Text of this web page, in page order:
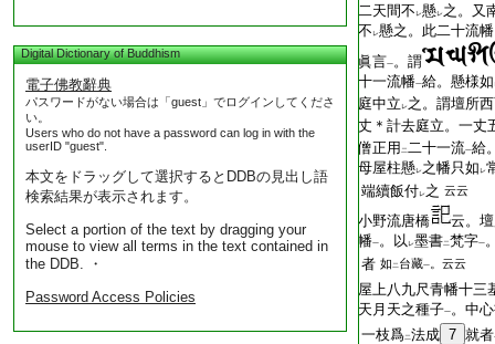
Digital Dictionary of Buddhism
電子佛教辭典
パスワードがない場合は「guest」でログインしてくださ
い。
Users who do not have a password can log in with the
userID "guest".
本文をドラッグして選択するとDDBの見出し語
検索結果が表示されます。
Select a portion of the text by dragging your
mouse to view all terms in the text contained in
the DDB. ・
Password Access Policies
二天間不 レ懸レ之。又
不 レ懸之。此二十流
眞言一。謂
十一流幡一給。懸様如
庭中立 レ之。謂壇所
丈＊計去庭立。一丈
僧正用 二二十一流一給
母屋柱懸レ之幡只如 レ
端續飯付レ之 云云
小野流唐橋
云。
幡一。以 レ墨書二梵字一
者 如 二 台藏一 。云云
屋上八九尺青幡十三
天月天之種子一。中
一枝爲二法成 7 就者